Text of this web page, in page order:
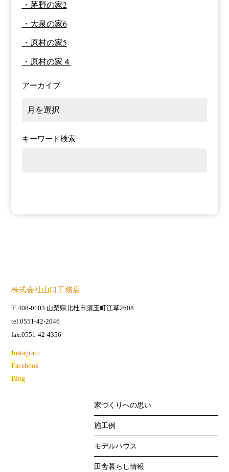
茅野の家2
大泉の家6
原村の家5
原村の家４
アーカイブ
キーワード検索
株式会社山口工務店
〒408-0103 山梨県北杜市須玉町江草2608
tel.0551-42-2046
fax.0551-42-4356
Instagram
Facebook
Blog
家づくりへの思い
施工例
モデルハウス
田舎暮らし情報